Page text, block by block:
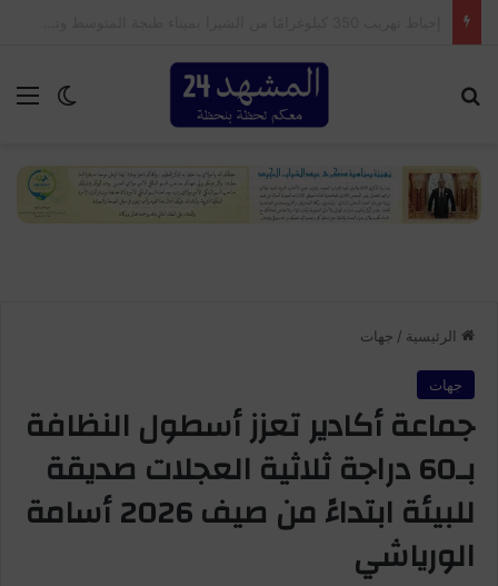
الوضع
الرئيسية / جهات
جهات
جماعة أكادير تعزز أسطول النظافة
بـ60 دراجة ثلاثية العجلات صديقة
للبيئة ابتداءً من صيف 2026 أسامة
الورياشي